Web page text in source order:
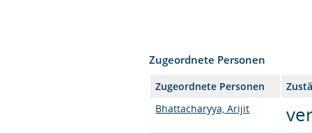
Zugeordnete Personen
Zugeordnete Personen
Bhattacharyya, Arijit